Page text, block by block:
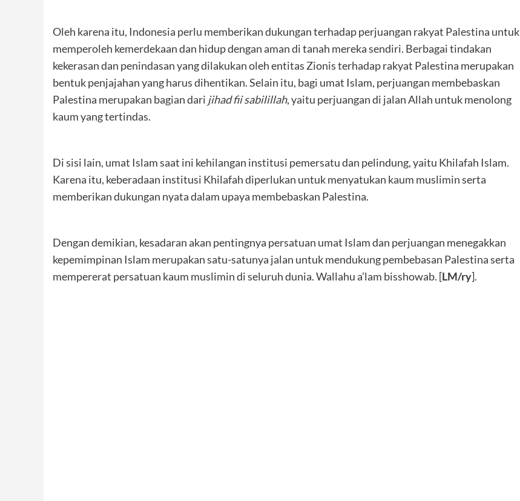
Oleh karena itu, Indonesia perlu memberikan dukungan terhadap perjuangan rakyat Palestina untuk
memperoleh kemerdekaan dan hidup dengan aman di tanah mereka sendiri. Berbagai tindakan
kekerasan dan penindasan yang dilakukan oleh entitas Zionis terhadap rakyat Palestina merupakan
bentuk penjajahan yang harus dihentikan. Selain itu, bagi umat Islam, perjuangan membebaskan
Palestina merupakan bagian dari jihad fii sabilillah, yaitu perjuangan di jalan Allah untuk menolong
kaum yang tertindas.
Di sisi lain, umat Islam saat ini kehilangan institusi pemersatu dan pelindung, yaitu Khilafah Islam.
Karena itu, keberadaan institusi Khilafah diperlukan untuk menyatukan kaum muslimin serta
memberikan dukungan nyata dalam upaya membebaskan Palestina.
Dengan demikian, kesadaran akan pentingnya persatuan umat Islam dan perjuangan menegakkan
kepemimpinan Islam merupakan satu-satunya jalan untuk mendukung pembebasan Palestina serta
mempererat persatuan kaum muslimin di seluruh dunia. Wallahu a’lam bisshowab. [LM/ry].